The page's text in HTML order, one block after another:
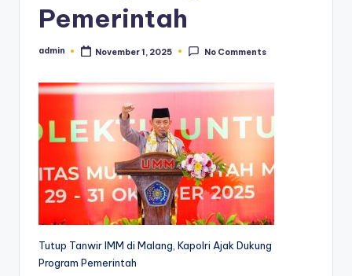
Pemerintah
Posted
admin November 1, 2025 No Comments
Tutup Tanwir IMM di Malang, Kapolri Ajak Dukung
Program Pemerintah